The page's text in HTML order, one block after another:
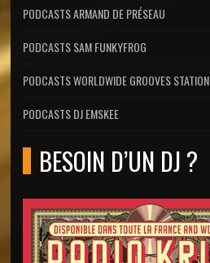
PODCASTS ARMAND DE PRÉSEAU
PODCASTS SAM FUNKYFROG
PODCASTS WORLDWIDE GROOVES STATION
PODCASTS DJ EMSKEE
BESOIN D’UN DJ ?